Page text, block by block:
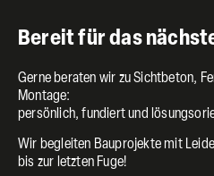
Bereit für das
Gerne beraten wir zu Sichtbeton,
Montage:
persönlich, fundiert und
Wir begleiten Bauprojekte mit
bis zur letzten Fuge!